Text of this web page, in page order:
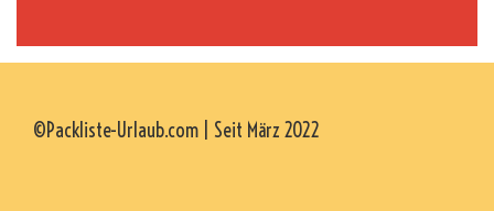
©Packliste-Urlaub.com | Seit März 2022